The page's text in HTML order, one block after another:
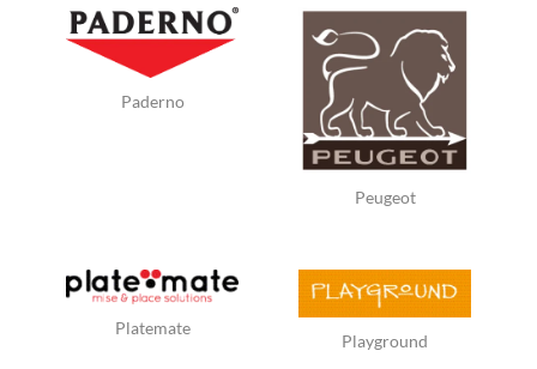
Paderno
Peugeot
Platemate
Playground